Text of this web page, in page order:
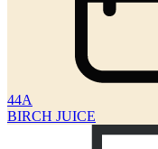
44A
BIRCH JUICE